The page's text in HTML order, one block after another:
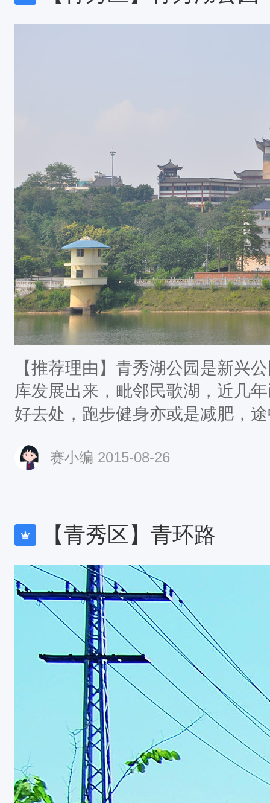
【推荐理由】青秀湖公园是新兴
库发展出来，毗邻民歌湖，近几
好去处，跑步健身亦或是减肥，
赛小编 2015-08-26
【青秀区】青环路